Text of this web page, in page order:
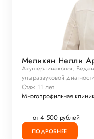
Меликян Нелли
Акушер-гинеколог,
ультразвуковой
Стаж 11 лет
Многопрофильная
от 4 500 рублей
ПОДРОБНЕЕ